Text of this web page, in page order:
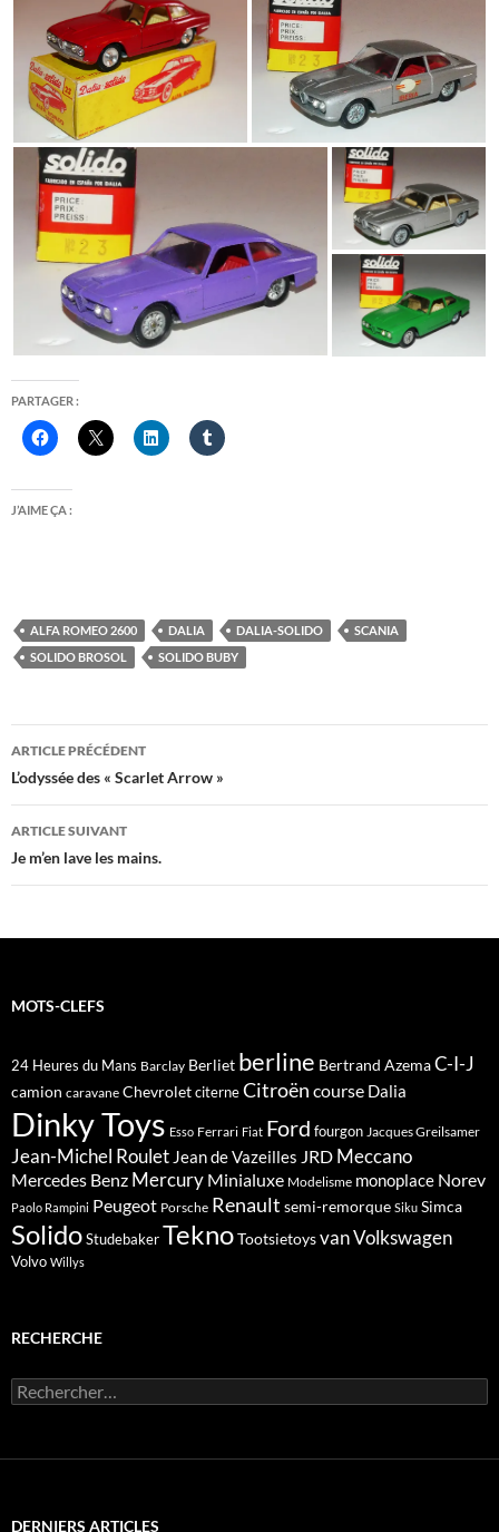
PARTAGER :
J’AIME ÇA :
ALFA ROMEO 2600 DALIA DALIA-SOLIDO
SCANIA
SOLIDO BROSOL
SOLIDO BUBY
Navigation
des
articles
ARTICLE PRÉCÉDENT
L’odyssée des « Scarlet Arrow »
ARTICLE SUIVANT
Je m’en lave les mains.
MOTS-CLEFS
24 Heures du Mans Barclay Berliet berline Bertrand AzemaC-I-J
camion caravane ChevroletciterneCitroën course Dalia
Dinky Toys Esso Ferrari Fiat Ford fourgon Jacques Greilsamer
Jean-Michel Roulet Jean de Vazeilles JRD Meccano
Mercedes Benz Mercury Minialuxe Modelisme monoplace Norev
Paolo Rampini Peugeot Porsche Renault semi-remorque Siku Simca
SolidoStudebakerTeknoTootsietoysvanVolkswagen
Volvo Willys
RECHERCHE
Rechercher :
DERNIERS ARTICLES